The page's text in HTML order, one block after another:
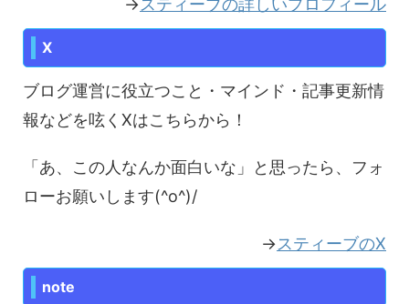
→スティーブの詳しいプロフィール
X
ブログ運営に役立つこと・マインド・記事更新情
報などを呟くXはこちらから！
「あ、この人なんか面白いな」と思ったら、フォ
ローお願いします(^o^)/
→スティーブのX
note